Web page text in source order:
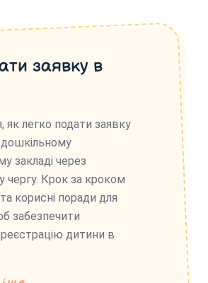
заявку в
як легко подати заявку
закладі через
чергу. Крок за кроком
та корисні поради для
забезпечити
дитини в